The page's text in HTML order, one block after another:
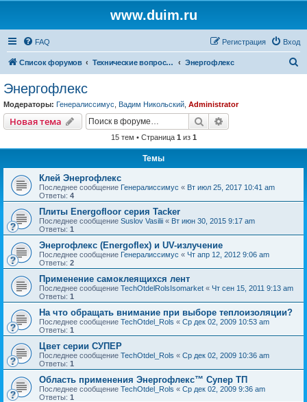
www.duim.ru
FAQ Вход
Регистрация
Список форумов Технические вопросы (по производителям и брендам) Энергофлекс
Энергофлекс
Модераторы: Генералиссимус Вадим Никольский Administrator
Новая тема Поиск
15 тем • Страница 1 из 1
Темы
Клей Энергофлекс
Последнее сообщение Генералиссимус « Вт июл 25, 2017 10:41 am
Ответы: 4
Плиты Energofloor серия Tacker
Последнее сообщение Suslov Vasilii « Вт июн 30, 2015 9:17 am
Ответы: 1
Энергофлекс (Energoflex) и UV-излучение
Последнее сообщение Генералиссимус « Чт апр 12, 2012 9:06 am
Ответы: 2
Применение самоклеящихся лент
Последнее сообщение TechOtdelRolsIsomarket « Чт сен 15, 2011 9:13 am
Ответы: 1
На что обращать внимание при выборе теплоизоляции?
Последнее сообщение TechOtdel_Rols « Ср дек 02, 2009 10:53 am
Ответы: 1
Цвет серии СУПЕР
Последнее сообщение TechOtdel_Rols « Ср дек 02, 2009 10:36 am
Ответы: 1
Область применения Энергофлекс™ Супер ТП
Последнее сообщение TechOtdel_Rols « Ср дек 02, 2009 9:36 am
Ответы: 1